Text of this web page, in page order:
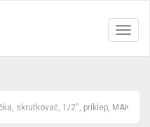
Toggle